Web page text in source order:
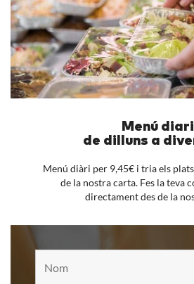
Menú diari
de dilluns a
Menú diàri per 9,45€ i tria els
de la nostra carta. Fes la teva
directament des de la